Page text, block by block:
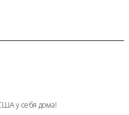
у себя дома!